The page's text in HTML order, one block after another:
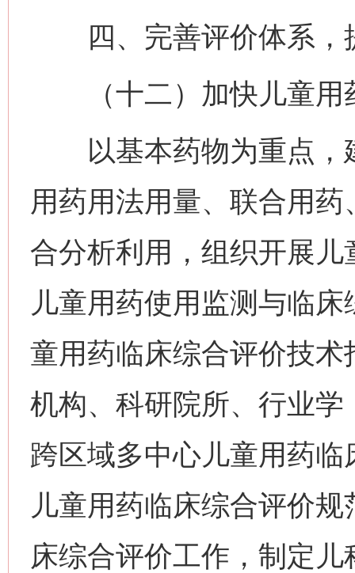
四、完善评价体系，
（十二）加快儿童用
以基本药物为重点，
用药用法用量、联合用
合分析利用，组织开展
儿童用药使用监测与临
童用药临床综合评价技
机构、科研院所、行业
跨区域多中心儿童用药
儿童用药临床综合评价
床综合评价工作，制定